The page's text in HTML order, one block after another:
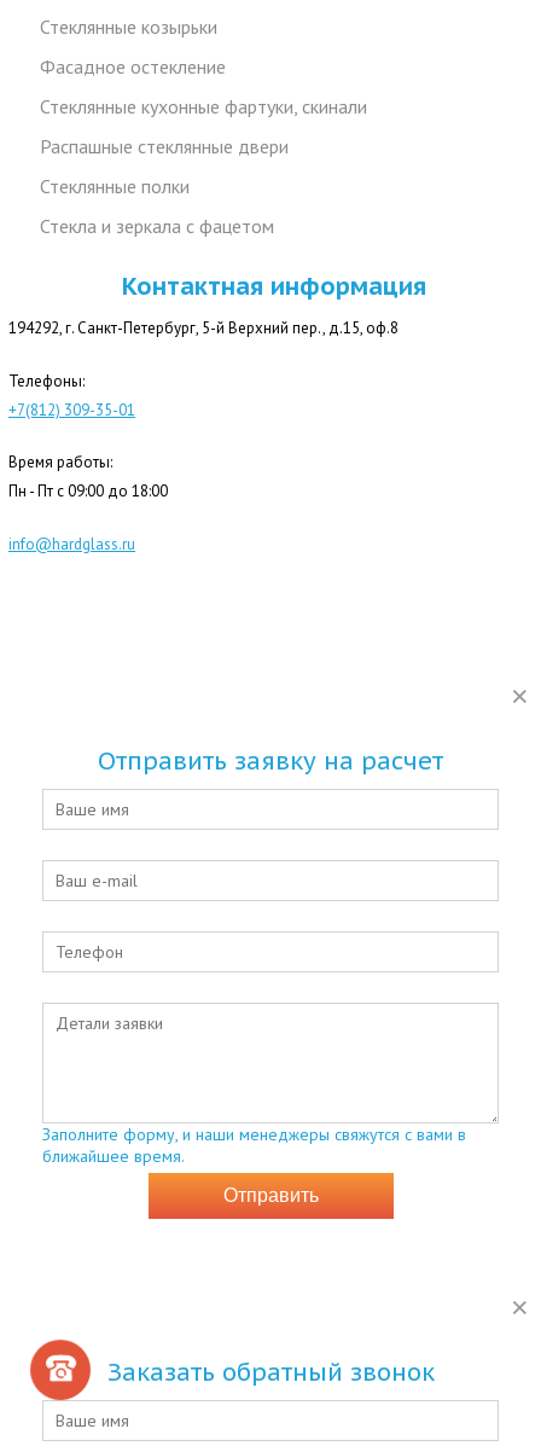
Стеклянные козырьки
Фасадное остекление
Стеклянные кухонные фартуки, скинали
Распашные стеклянные двери
Стеклянные полки
Стекла и зеркала с фацетом
Контактная информация
194292, г. Санкт-Петербург, 5-й Верхний пер., д.15, оф.8
Телефоны:
+7(812) 309-35-01
Время работы:
Пн - Пт с 09:00 до 18:00
info@hardglass.ru
Отправить заявку на расчет
Заполните форму, и наши менеджеры свяжутся с вами в
ближайшее время.
Заказать обратный звонок